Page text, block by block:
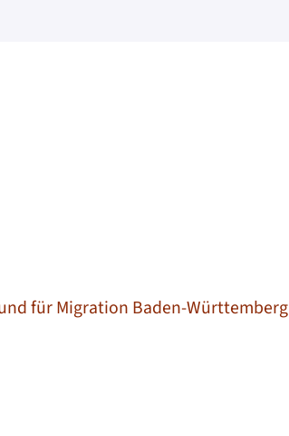
für Migration Baden-Württemberg